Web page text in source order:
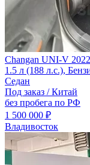
Changan UNI-V 2022
1.5 л (188 л.с.),
Седан
Под заказ / Китай
без пробега по РФ
1 500 000 ₽
Владивосток